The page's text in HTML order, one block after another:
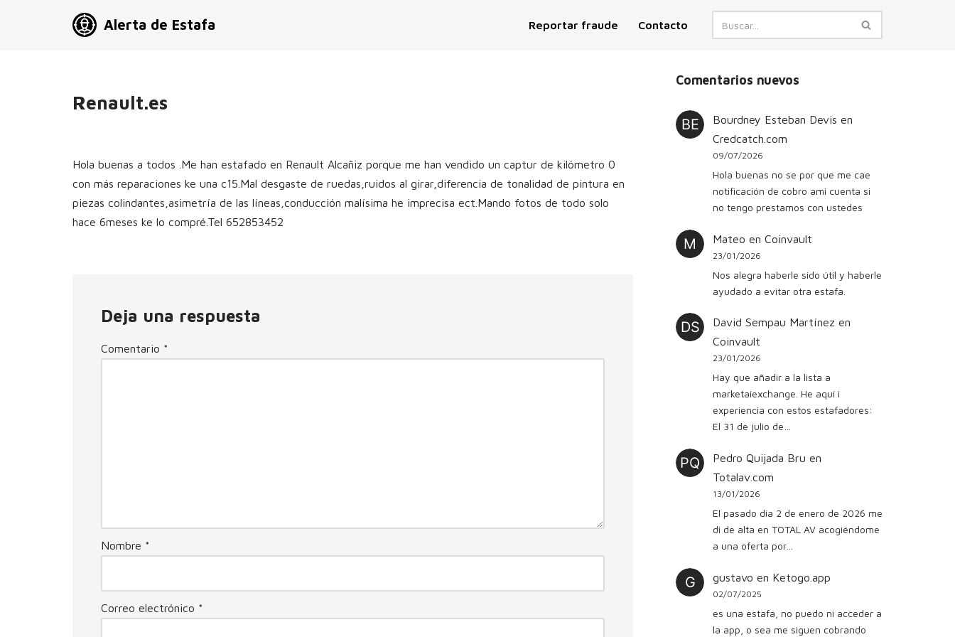
Alerta de Estafa Reportar fraude Contacto
Renault.es
Hola buenas a todos .Me han estafado en Renault Alcañiz porque me han vendido un captur de kilómetro 0
con más reparaciones ke una c15.Mal desgaste de ruedas,ruidos al girar,diferencia de tonalidad de pintura en
piezas colindantes,asimetría de las líneas,conducción malísima he imprecisa ect.Mando fotos de todo solo
hace 6meses ke lo compré.Tel 652853452
Deja una respuesta
Comentario *
Nombre *
Correo electrónico *
Comentarios nuevos
Bourdney Esteban Devis en
Credcatch.com
09/07/2026
Hola buenas no se por que me cae
notificación de cobro ami cuenta si
no tengo prestamos con ustedes
Mateo en Coinvault
23/01/2026
Nos alegra haberle sido útil y haberle
ayudado a evitar otra estafa.
David Sempau Martínez en
Coinvault
23/01/2026
Hay que añadir a la lista a
marketaiexchange. He aquí i
experiencia con estos estafadores:
El 31 de julio de…
Pedro Quijada Bru en
Totalav.com
13/01/2026
El pasado día 2 de enero de 2026 me
di de alta en TOTAL AV acogiéndome
a una oferta por…
gustavo en Ketogo.app
02/07/2025
es una estafa, no puedo ni acceder a
la app, o sea me siguen cobrando